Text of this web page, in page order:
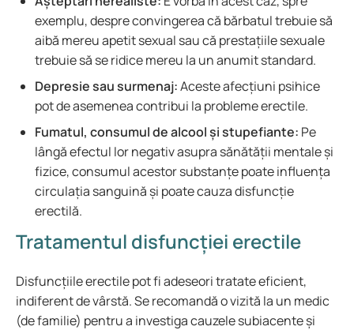
exemplu, despre convingerea că bărbatul trebuie să
aibă mereu apetit sexual sau că prestațiile sexuale
trebuie să se ridice mereu la un anumit standard.
Depresie sau surmenaj:Aceste afecțiuni psihice
pot de asemenea contribui la probleme erectile.
Fumatul, consumul de alcool și stupefiante: Pe
lângă efectul lor negativ asupra sănătății mentale și
fizice, consumul acestor substanțe poate influența
circulația sanguină și poate cauza disfuncție
erectilă.
Tratamentul disfuncției erectile
Disfuncțiile erectile pot fi adeseori tratate eficient,
indiferent de vârstă. Se recomandă o vizită la un medic
(de familie) pentru a investiga cauzele subiacente și